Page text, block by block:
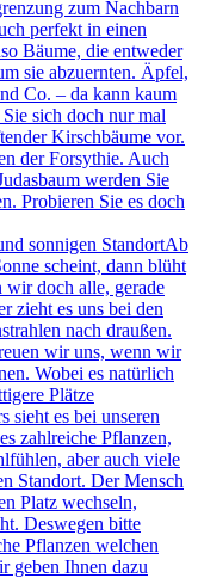
zum Nachbarn
perfekt in einen
Bäume, die entweder
sie abzuernten. Äpfel,
Co. – da kann kaum
sich doch nur mal
Kirschbäume vor.
der Forsythie. Auch
werden Sie
Probieren Sie es doch
sonnigen StandortAb
scheint, dann blüht
wir doch alle, gerade
zieht es uns bei den
nach draußen.
wir uns, wenn wir
Wobei es natürlich
Plätze
sieht es bei unseren
zahlreiche Pflanzen,
aber auch viele
Standort. Der Mensch
Platz wechseln,
Deswegen bitte
Pflanzen welchen
geben Ihnen dazu